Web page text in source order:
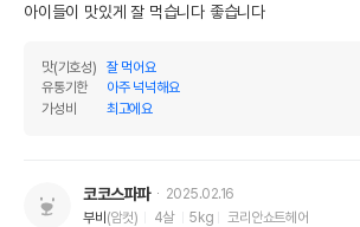
아이들이 맛있게 잘 먹습니다 좋습니다
맛(기호성)
잘 먹어요
유통기한
아주 넉넉해요
가성비
최고에요
코코스파파
2025.02.16
부비(암컷) 4살 5kg 코리안쇼트헤어